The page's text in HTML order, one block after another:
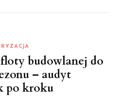
budowlanej do
– audyt
po kroku